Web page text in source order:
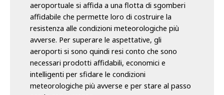
aeroportuale si affida a una flotta di sgomberi
affidabile che permette loro di costruire la
resistenza alle condizioni meteorologiche più
avverse. Per superare le aspettative, gli
aeroporti si sono quindi resi conto che sono
necessari prodotti affidabili, economici e
intelligenti per sfidare le condizioni
meteorologiche più avverse e per stare al passo